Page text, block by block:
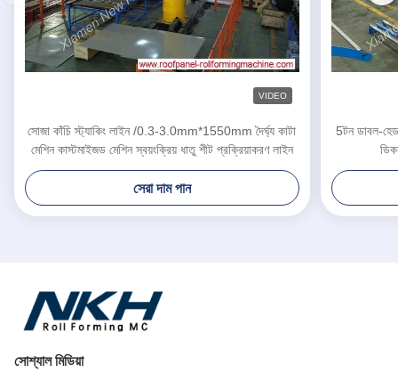
VIDEO
সোজা কাঁচি স্ট্যাকিং লাইন /0.3-3.0mm*1550mm দৈর্ঘ্য কাটা
মেশিন কাস্টমাইজড মেশিন স্বয়ংক্রিয় ধাতু শীট প্রক্রিয়াকরণ লাইন
সেরা দাম পান
5টন ডাবল-
সোশ্যাল মিডিয়া